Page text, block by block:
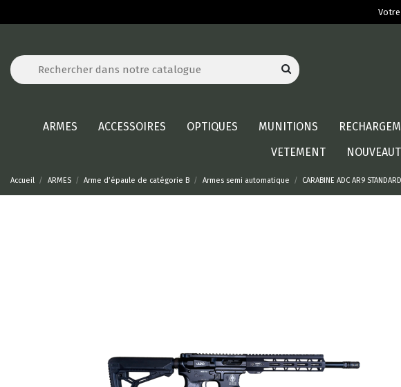
ARMES ACCESSOIRES OPTIQUES MUNITIONS
VETEMENT
Accueil ARMES Arme d’épaule de catégorie B Armes semi automatique CARABINE ADC AR9